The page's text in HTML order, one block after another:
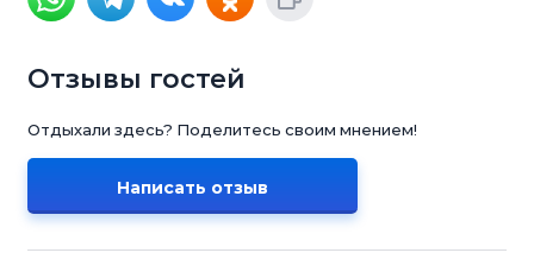
Отзывы гостей
Отдыхали здесь? Поделитесь своим мнением!
Написать отзыв